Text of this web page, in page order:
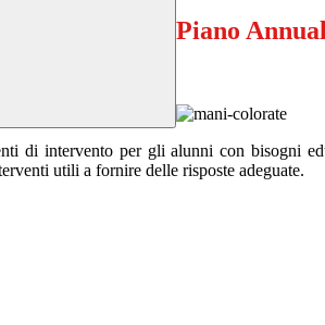
Piano
di intervento per gli alunni con bisogni
utili a fornire delle risposte adeguate.